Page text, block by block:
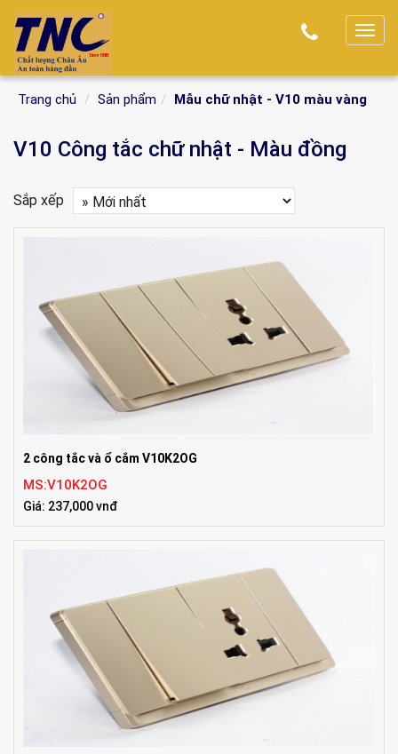
T
g
g
i
Trang chủ Sản phẩm Mẫu chữ nhật - V10 màu vàng
V10 Công tắc chữ nhật - Màu đồng
Sắp xếp
2 công tắc và ổ cắm V10K2OG
MS:V10K2OG
Giá: 237,000 vnđ